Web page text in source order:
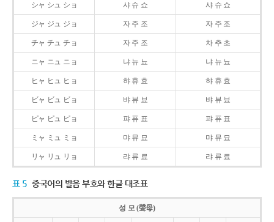
シャ シュ ショ 샤 슈 쇼 샤 슈 쇼
ジャ ジュ ジョ 자 주 조 자 주 조
チャ チュ チョ 자 주 조 차 추 초
ニャ ニュ ニョ 냐 뉴 뇨 냐 뉴 뇨
ヒャ ヒュ ヒョ 햐 휴 효 햐 휴 효
ビャ ビュ ビョ 뱌 뷰 뵤 뱌 뷰 뵤
ピャ ピュ ピョ 퍄 퓨 표 퍄 퓨 표
ミャ ミュ ミョ 먀 뮤 묘 먀 뮤 묘
リャ リュ リョ 랴 류 료 랴 류 료
표 5 중국어의 발음 부호와 한글 대조표
성 모 (聲母)